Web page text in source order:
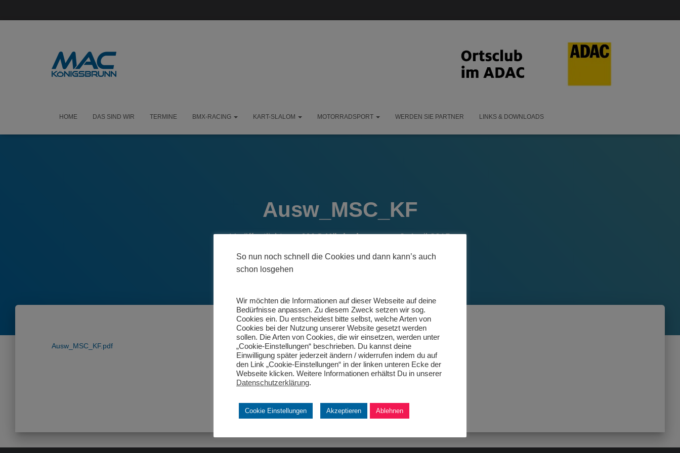
HOME DAS SIND WIR TERMINE BMX-RACING KART-SLALOM MOTORRADSPORT WERDEN SIE PARTNER LINKS & DOWNLOADS
Ausw_MSC_KF
Veröffentlicht vonMAC Königsbrunnam3. April 2015
Ausw_MSC_KF.pdf
So nun noch schnell die Cookies und dann kann’s auch
schon losgehen
Wir möchten die Informationen auf dieser Webseite auf deine
Bedürfnisse anpassen. Zu diesem Zweck setzen wir sog.
Cookies ein. Du entscheidest bitte selbst, welche Arten von
Cookies bei der Nutzung unserer Website gesetzt werden
sollen. Die Arten von Cookies, die wir einsetzen, werden unter
„Cookie-Einstellungen“ beschrieben. Du kannst deine
Einwilligung später jederzeit ändern / widerrufen indem du auf
den Link „Cookie-Einstellungen“ in der linken unteren Ecke der
Webseite klicken. Weitere Informationen erhältst Du in unserer
Datenschutzerklärung.
Cookie Einstellungen Akzeptieren Ablehnen